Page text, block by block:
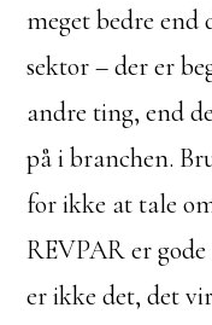
meget bedre end
sektor – der er
andre ting, end
på i branchen.
for ikke at tale
REVPAR er
er ikke det, det